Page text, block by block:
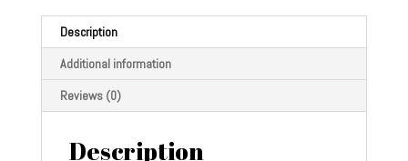
Description
Additional information
Reviews (0)
Description